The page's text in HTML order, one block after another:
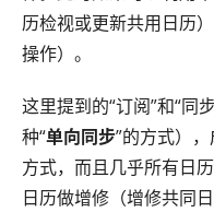
历检视或更新共用日历
操作）。
这里提到的“订阅”和“同
种“单向同步”的方式）
方式，而且几乎所有日
日历做增修（增修共同